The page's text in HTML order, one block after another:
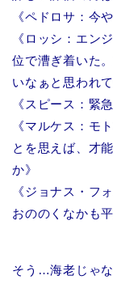
《ペドロサ：今
《ロッシ：エン
位で漕ぎ着いた
いなぁと思われ
《スピース：緊
《マルケス：モ
とを思えば、才
か》
《ジョナス・フ
おののくなかも
そう…海老じゃ